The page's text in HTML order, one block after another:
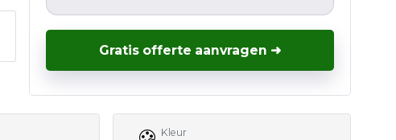
Gratis offerte aanvragen ➜
Kleur